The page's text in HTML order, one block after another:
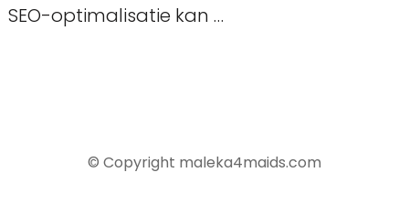
SEO-optimalisatie kan …
© Copyright maleka4maids.com